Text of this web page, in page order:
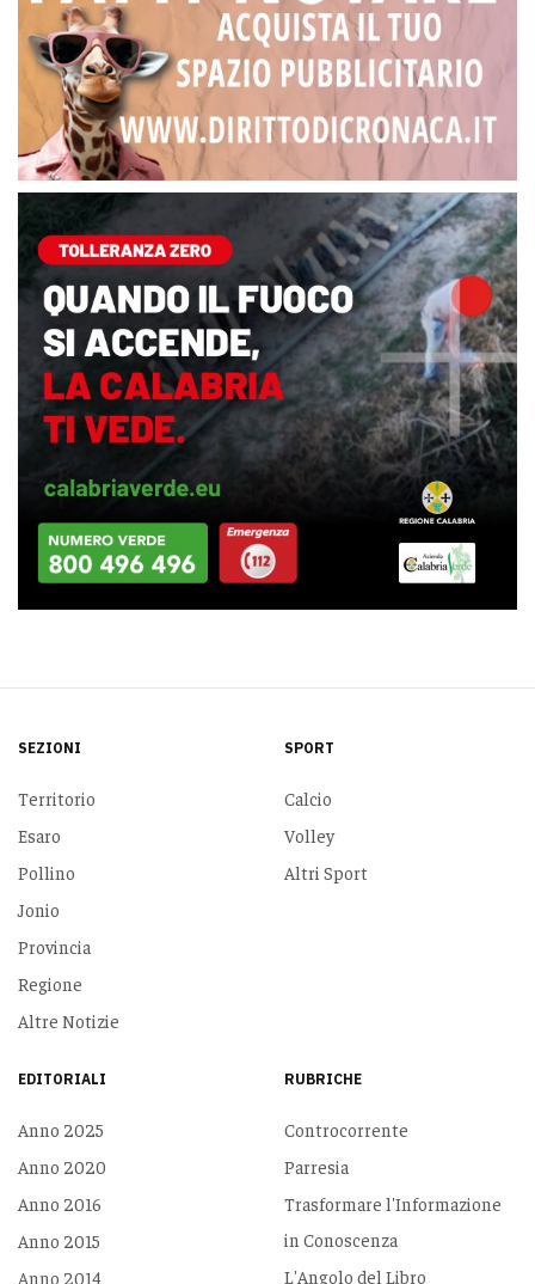
SEZIONI
Territorio
Esaro
Pollino
Jonio
Provincia
Regione
Altre Notizie
SPORT
Calcio
Volley
Altri Sport
EDITORIALI
Anno 2025
Anno 2020
Anno 2016
Anno 2015
Anno 2014
RUBRICHE
Controcorrente
Parresia
Trasformare l'Informazione
in Conoscenza
L'Angolo del Libro